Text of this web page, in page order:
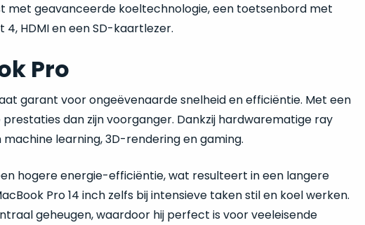
met geavanceerde koeltechnologie, een toetsenbord met
HDMI en een SD-kaartlezer.
Pro
garant voor ongeëvenaarde snelheid en efficiëntie. Met een
dan zijn voorganger. Dankzij hardwarematige ray
learning, 3D-rendering en gaming.
hogere energie-efficiëntie, wat resulteert in een langere
Pro 14 inch zelfs bij intensieve taken stil en koel werken.
geheugen, waardoor hij perfect is voor veeleisende